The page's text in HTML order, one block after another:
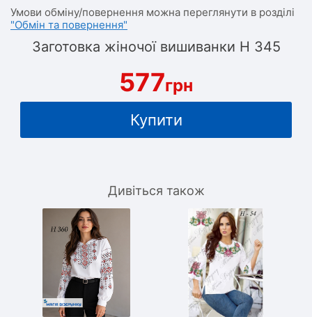
Умови обміну/повернення можна переглянути в розділі
"Обмін та повернення"
Заготовка жіночої вишиванки Н 345
577грн
Купити
Дивіться також